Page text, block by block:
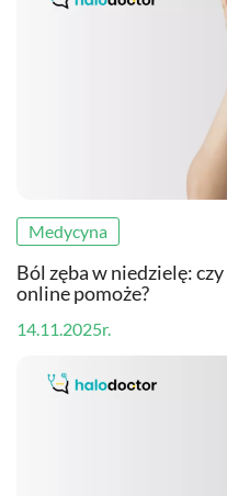
Medycyna
Ból zęba w niedzielę:
online pomoże?
14.11.2025r.